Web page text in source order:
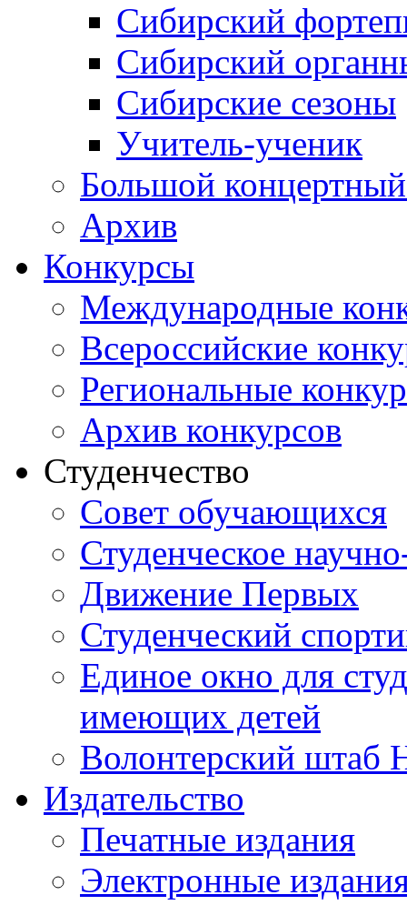
Сибирский
Сибирский
Сибирские сезоны
Учитель-ученик
Большой концертный
Архив
Конкурсы
Международные
Всероссийские
Региональные
Архив конкурсов
Студенчество
Совет обучающихся
Студенческое
Движение Первых
Студенческий
Единое окно для
имеющих детей
Волонтерский штаб
Издательство
Печатные издания
Электронные